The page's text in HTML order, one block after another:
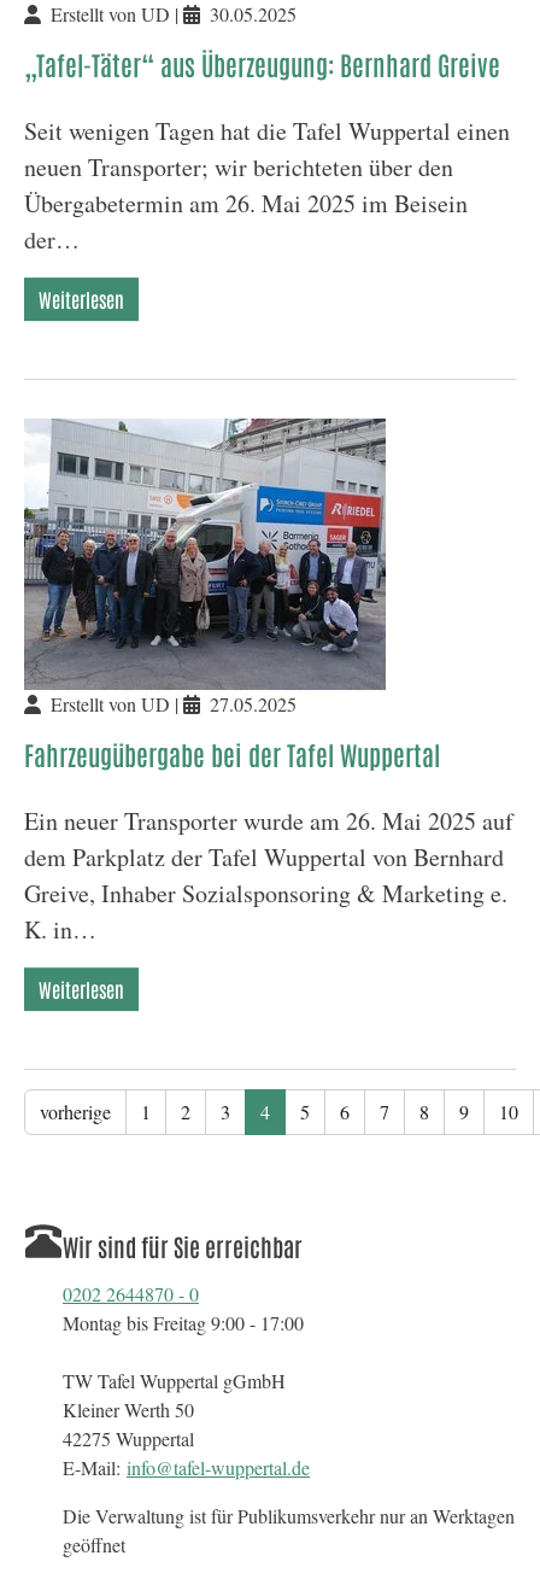
Erstellt von UD | 30.05.2025
„Tafel-Täter“ aus Überzeugung: Bernhard Greive
Seit wenigen Tagen hat die Tafel Wuppertal einen
neuen Transporter; wir berichteten über den
Übergabetermin am 26. Mai 2025 im Beisein
der…
Weiterlesen
Erstellt von UD | 27.05.2025
Fahrzeugübergabe bei der Tafel Wuppertal
Ein neuer Transporter wurde am 26. Mai 2025 auf
dem Parkplatz der Tafel Wuppertal von Bernhard
Greive, Inhaber Sozialsponsoring & Marketing e.
K. in…
Weiterlesen
vorherige 1 2 3 4 5 6 7 8 9 10
Wir sind für Sie erreichbar
0202 2644870 - 0
Montag bis Freitag 9:00 - 17:00
TW Tafel Wuppertal gGmbH
Kleiner Werth 50
42275 Wuppertal
E-Mail: info@tafel-wuppertal.de
Die Verwaltung ist für Publikumsverkehr nur an Werktagen
geöffnet